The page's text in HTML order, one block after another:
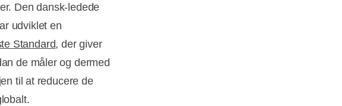
Den dansk-ledede
udviklet en
Standard, der giver
de måler og dermed
til at reducere de